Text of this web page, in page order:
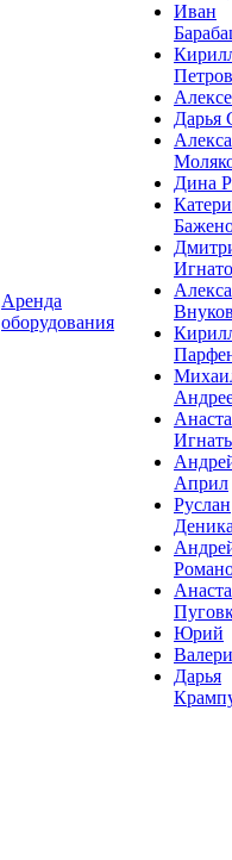
Аренда
оборудования
Иван
Петров
Дарья
Дина
Април
Руслан
Юрий
Дарья